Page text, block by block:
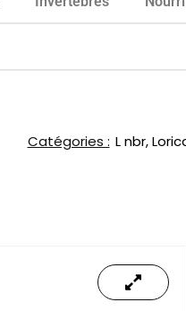
Catégories : L nbr,